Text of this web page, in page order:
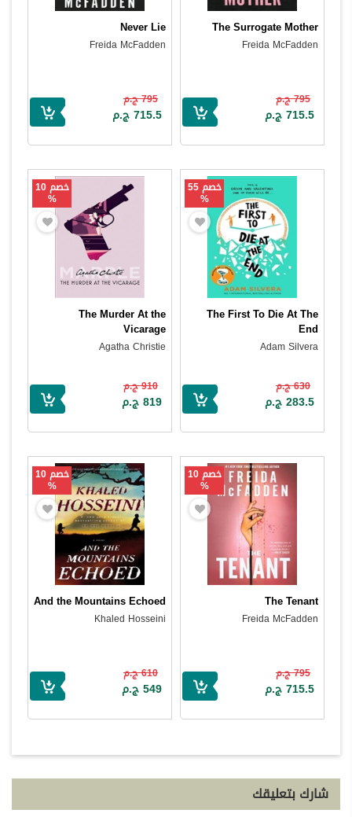
The Surrogate Mother
Freida McFadden
795 ج.م
715.5 ج.م
Never Lie
Freida McFadden
795 ج.م
715.5 ج.م
خصم 55
%
The First To Die At The
End
Adam Silvera
630 ج.م
283.5 ج.م
خصم 10
%
The Murder At the
Vicarage
Agatha Christie
910 ج.م
819 ج.م
خصم 10
%
The Tenant
Freida McFadden
795 ج.م
715.5 ج.م
خصم 10
%
And the Mountains Echoed
Khaled Hosseini
610 ج.م
549 ج.م
شارك بتعليقك